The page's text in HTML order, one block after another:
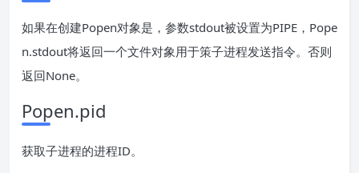
如果在创建Popen对象是，参数stdout被设置为PIPE，Pope
n.stdout将返回一个文件对象用于策子进程发送指令。否则
返回None。
Popen.pid
获取子进程的进程ID。